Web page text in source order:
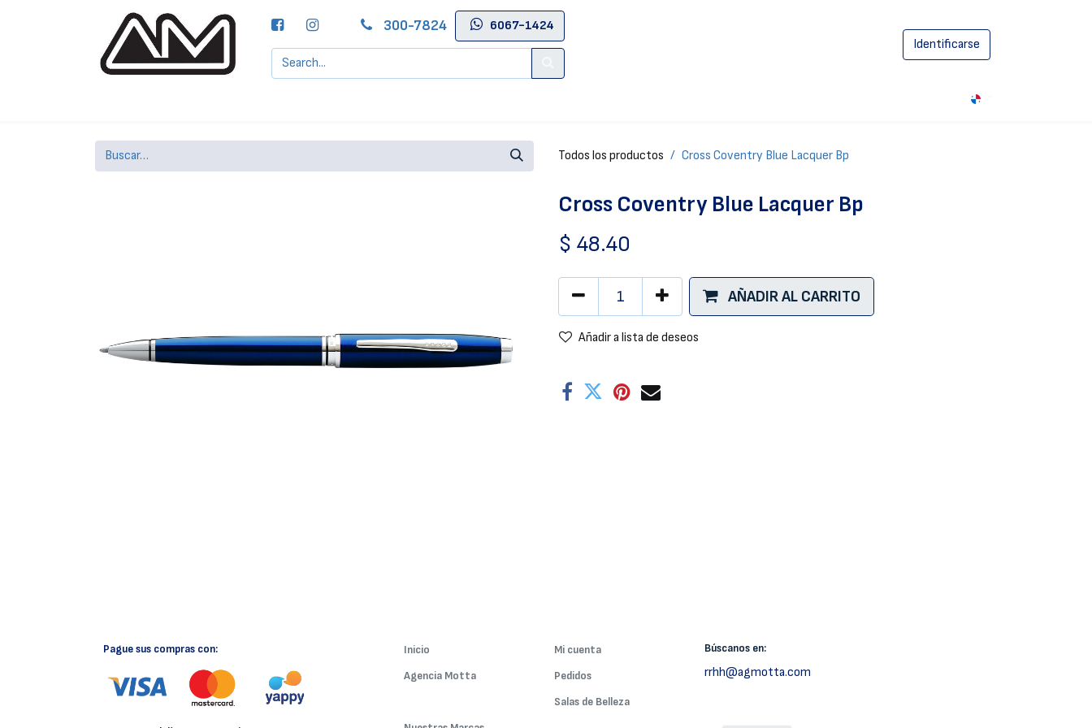
300-7824
6067-1424
Identificarse
Todos los productos Cross Coventry Blue Lacquer Bp
Cross Coventry Blue Lacquer Bp
$ 48.40
AÑADIR AL CARRITO
Añadir a lista de deseos
Pague sus compras con:
Inicio
Agencia Motta
Mi cuenta
Pedidos
Salas de Belleza
Búscanos en:
rrhh@agmotta.com